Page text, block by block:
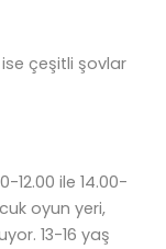
çeşitli şovlar
12.00 ile 14.00-
oyun yeri,
13-16 yaş